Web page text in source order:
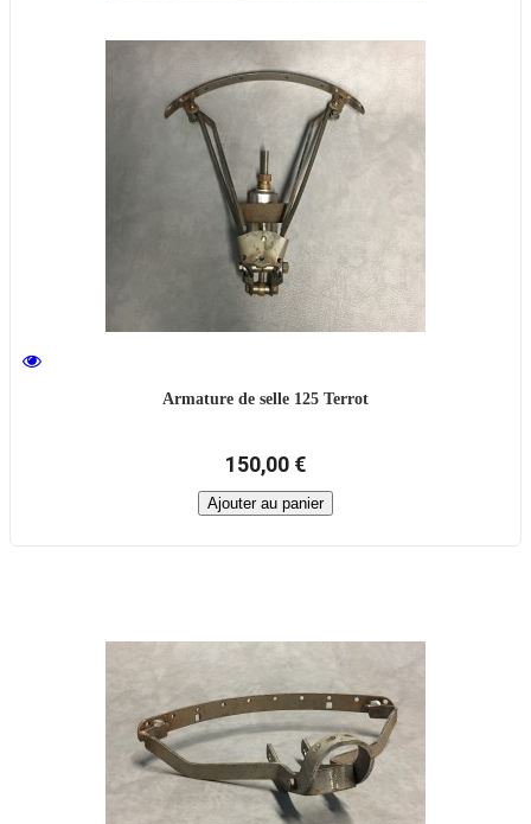
Armature de selle 125 Terrot
150,00 €
Ajouter au panier